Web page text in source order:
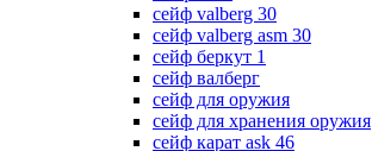
сейф valberg 30
сейф valberg asm 30
сейф беркут 1
сейф валберг
сейф для оружия
сейф для хранения оружия
сейф карат ask 46